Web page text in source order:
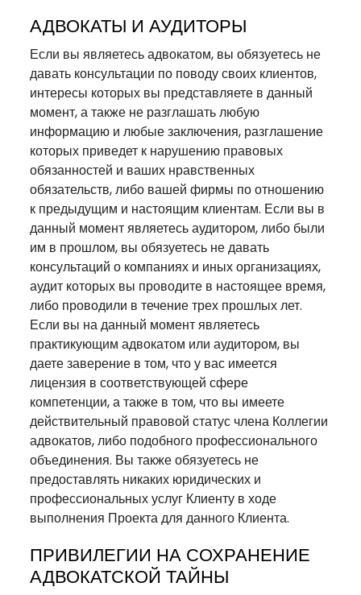
АДВОКАТЫ И АУДИТОРЫ
Если вы являетесь адвокатом, вы обязуетесь не
давать консультации по поводу своих клиентов,
интересы которых вы представляете в данный
момент, а также не разглашать любую
информацию и любые заключения, разглашение
которых приведет к нарушению правовых
обязанностей и ваших нравственных
обязательств, либо вашей фирмы по отношению
к предыдущим и настоящим клиентам. Если вы в
данный момент являетесь аудитором, либо были
им в прошлом, вы обязуетесь не давать
консультаций о компаниях и иных организациях,
аудит которых вы проводите в настоящее время,
либо проводили в течение трех прошлых лет.
Если вы на данный момент являетесь
практикующим адвокатом или аудитором, вы
даете заверение в том, что у вас имеется
лицензия в соответствующей сфере
компетенции, а также в том, что вы имеете
действительный правовой статус члена Коллегии
адвокатов, либо подобного профессионального
объединения. Вы также обязуетесь не
предоставлять никаких юридических и
профессиональных услуг Клиенту в ходе
выполнения Проекта для данного Клиента.
ПРИВИЛЕГИИ НА СОХРАНЕНИЕ
АДВОКАТСКОЙ ТАЙНЫ